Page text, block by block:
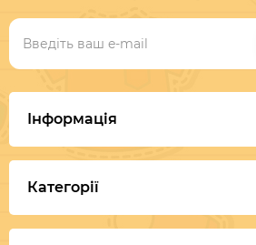
Інформація
Категорії